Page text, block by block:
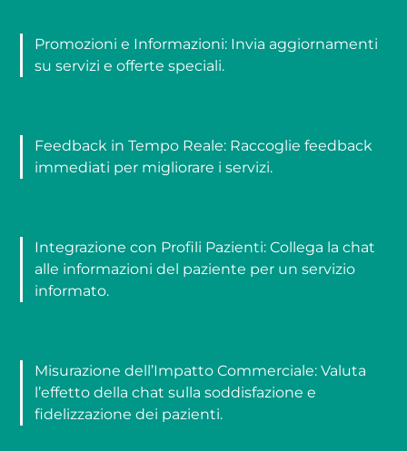
Promozioni e Informazioni: Invia aggiornamenti
su servizi e offerte speciali.
Feedback in Tempo Reale: Raccoglie feedback
immediati per migliorare i servizi.
Integrazione con Profili Pazienti: Collega la chat
alle informazioni del paziente per un servizio
informato.
Misurazione dell’Impatto Commerciale: Valuta
l’effetto della chat sulla soddisfazione e
fidelizzazione dei pazienti.